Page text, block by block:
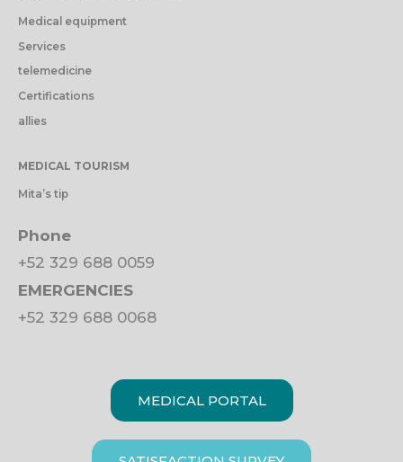
Medical equipment
Services
telemedicine
Certifications
allies
MEDICAL TOURISM
Mita’s tip
Phone
+52 329 688 0059
EMERGENCIES
+52 329 688 0068
MEDICAL PORTAL